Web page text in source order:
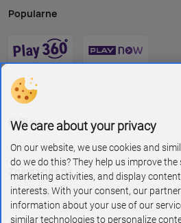
Popularne
O Play
Znajdź nas na
We care about your privacy
On our website, we use cookies and
do we do this? They help us improve the
marketing activities, and display
interests. With your consent, our
information about your use of our
similar technologies to personalize